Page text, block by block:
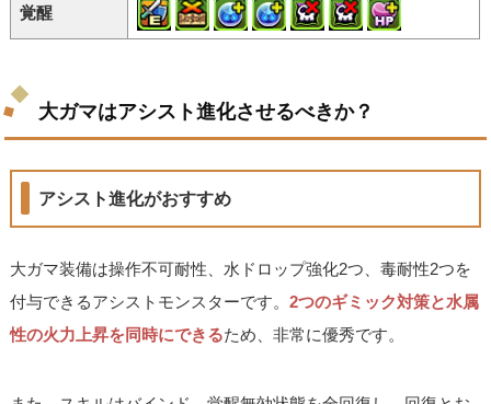
覚醒
大ガマはアシスト進化させるべきか？
アシスト進化がおすすめ
大ガマ装備は操作不可耐性、水ドロップ強化2つ、毒耐性2つを
付与できるアシストモンスターです。2つのギミック対策と水属
性の火力上昇を同時にできるため、非常に優秀です。